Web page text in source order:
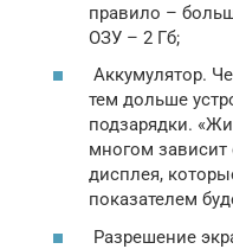
правило –
ОЗУ – 2 Гб;
Аккумулятор.
тем дольше
подзарядки.
многом зависит
дисплея,
показателем
Разрешение